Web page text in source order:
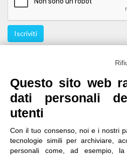
Iscriviti
Questo sito web
dati personali
utenti
Con il tuo consenso, noi e i nostri
tecnologie simili per archiviare,
personali come, ad esempio,